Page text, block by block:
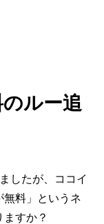
ルー追
したが、ココイ
無料」というネ
すか？